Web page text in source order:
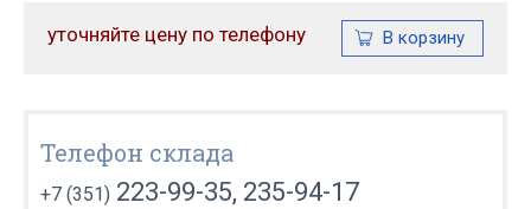
уточняйте цену по телефону
Телефон склада
+7 (351) 223-99-35, 235-94-17